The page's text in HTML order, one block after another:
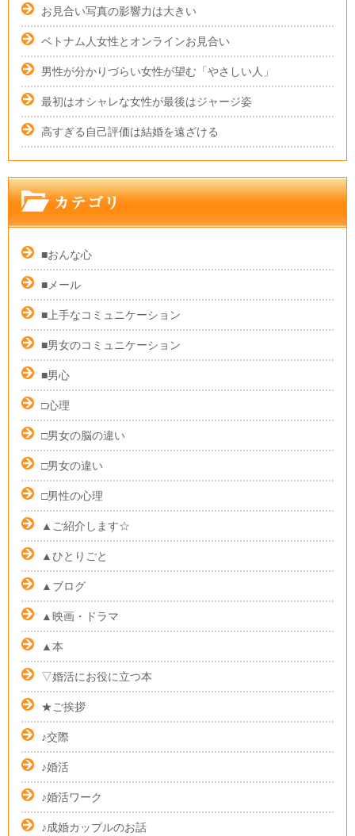
お見合い写真の影響力は大きい
ベトナム人女性とオンラインお見合い
男性が分かりづらい女性が望む「やさしい人」
最初はオシャレな女性が最後はジャージ姿
高すぎる自己評価は結婚を遠ざける
■おんな心
■メール
■上手なコミュニケーション
■男女のコミュニケーション
■男心
□心理
□男女の脳の違い
□男女の違い
□男性の心理
▲ご紹介します☆
▲ひとりごと
▲ブログ
▲映画・ドラマ
▲本
▽婚活にお役に立つ本
★ご挨拶
♪交際
♪婚活
♪婚活ワーク
♪成婚カップルのお話